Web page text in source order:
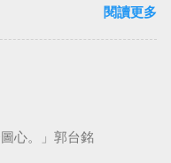
重的事。#超譯尼采 — 中
May 23, 2023
閱讀更多
心。」郭台銘